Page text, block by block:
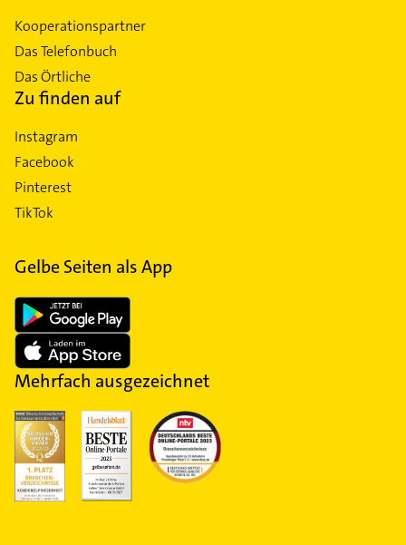
Kooperationspartner
Das Telefonbuch
Das Örtliche
Zu finden auf
Instagram
Facebook
Pinterest
TikTok
Gelbe Seiten als App
Mehrfach ausgezeichnet